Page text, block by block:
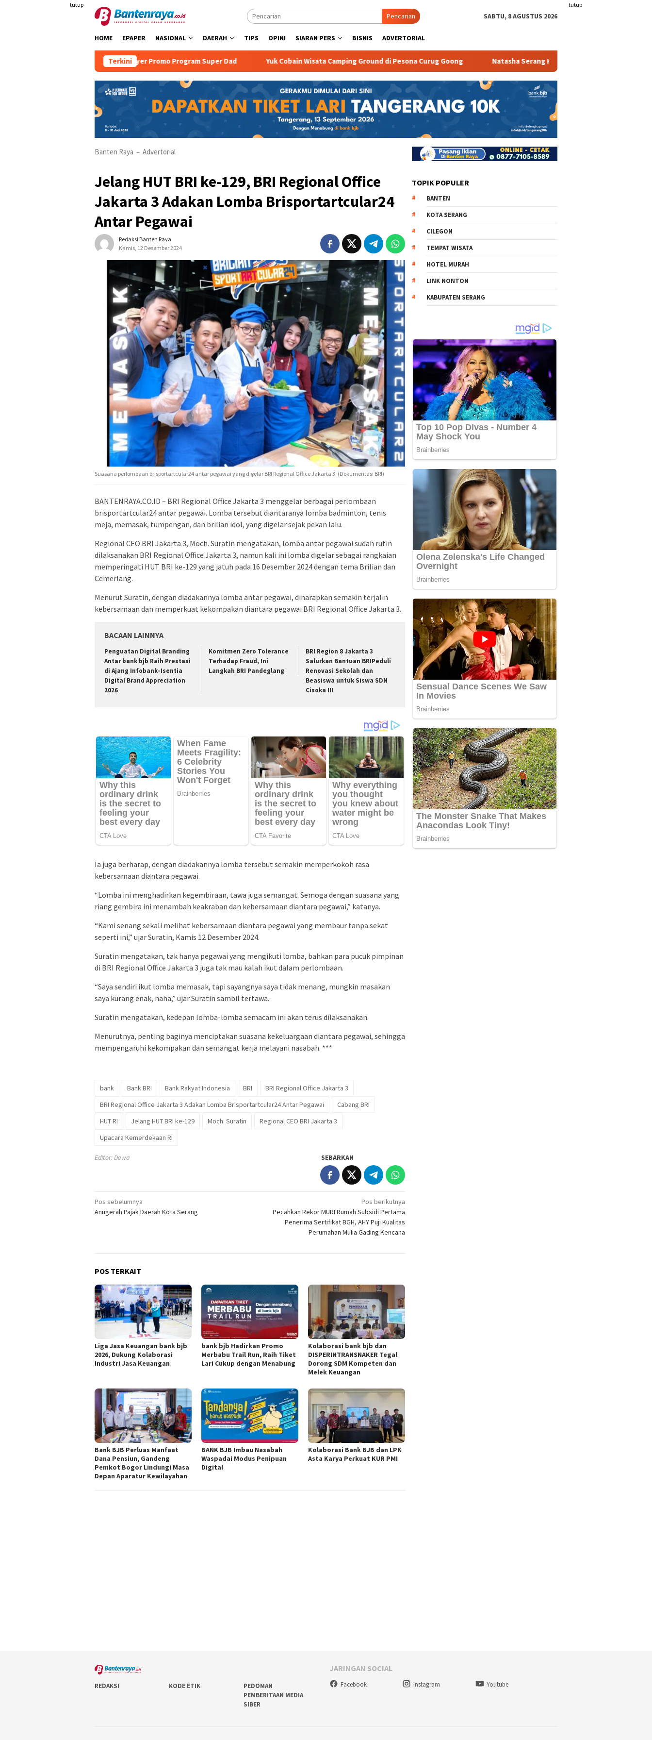
tutup tutup
Pencarian SABTU, 8 AGUSTUS 2026
HOME EPAPER NASIONAL DAERAH TIPS OPINI SIARAN PERS BISNIS ADVERTORIAL
Terkini
Mambruk Anyer Promo Program Super Dad Yuk Cobain Wisata Camping Ground di Pesona Curug Goong Natasha Serang Kombinasikan Facial dan Skinbooster
Banten Raya – Advertorial
Jelang HUT BRI ke-129, BRI Regional Office
Jakarta 3 Adakan Lomba Brisportartcular24
Antar Pegawai
Redaksi Banten Raya
Kamis, 12 Desember 2024
Suasana perlombaan brisportartcular24 antar pegawai yang digelar BRI Regional Office Jakarta 3. (Dokumentasi BRI)
BANTENRAYA.CO.ID – BRI Regional Office Jakarta 3 menggelar berbagai perlombaan
brisportartcular24 antar pegawai. Lomba tersebut diantaranya lomba badminton, tenis
meja, memasak, tumpengan, dan brilian idol, yang digelar sejak pekan lalu.
Regional CEO BRI Jakarta 3, Moch. Suratin mengatakan, lomba antar pegawai sudah rutin
dilaksanakan BRI Regional Office Jakarta 3, namun kali ini lomba digelar sebagai rangkaian
memperingati HUT BRI ke-129 yang jatuh pada 16 Desember 2024 dengan tema Brilian dan
Cemerlang.
Menurut Suratin, dengan diadakannya lomba antar pegawai, diharapkan semakin terjalin
kebersamaan dan memperkuat kekompakan diantara pegawai BRI Regional Office Jakarta 3.
BACAAN LAINNYA
Penguatan Digital Branding
Antar bank bjb Raih Prestasi
di Ajang Infobank–Isentia
Digital Brand Appreciation
2026
Komitmen Zero Tolerance
Terhadap Fraud, Ini
Langkah BRI Pandeglang
BRI Region 8 Jakarta 3
Salurkan Bantuan BRIPeduli
Renovasi Sekolah dan
Beasiswa untuk Siswa SDN
Cisoka III
Ia juga berharap, dengan diadakannya lomba tersebut semakin memperkokoh rasa
kebersamaan diantara pegawai.
“Lomba ini menghadirkan kegembiraan, tawa juga semangat. Semoga dengan suasana yang
riang gembira ini menambah keakraban dan kebersamaan diantara pegawai,” katanya.
“Kami senang sekali melihat kebersamaan diantara pegawai yang membaur tanpa sekat
seperti ini,” ujar Suratin, Kamis 12 Desember 2024.
Suratin mengatakan, tak hanya pegawai yang mengikuti lomba, bahkan para pucuk pimpinan
di BRI Regional Office Jakarta 3 juga tak mau kalah ikut dalam perlombaan.
“Saya sendiri ikut lomba memasak, tapi sayangnya saya tidak menang, mungkin masakan
saya kurang enak, haha,” ujar Suratin sambil tertawa.
Suratin mengatakan, kedepan lomba-lomba semacam ini akan terus dilaksanakan.
Menurutnya, penting baginya menciptakan suasana kekeluargaan diantara pegawai, sehingga
mempengaruhi kekompakan dan semangat kerja melayani nasabah. ***
bank Bank BRI Bank Rakyat Indonesia BRI
BRI Regional Office Jakarta 3
BRI Regional Office Jakarta 3 Adakan Lomba Brisportartcular24 Antar Pegawai
Cabang BRI
HUT RI
Jelang HUT BRI ke-129 Moch. Suratin
Regional CEO BRI Jakarta 3
Upacara Kemerdekaan RI
Editor: Dewa SEBARKAN
Navigasi
pos
Pos sebelumnya
Anugerah Pajak Daerah Kota Serang
Pos berikutnya
Pecahkan Rekor MURI Rumah Subsidi Pertama
Penerima Sertifikat BGH, AHY Puji Kualitas
Perumahan Mulia Gading Kencana
POS TERKAIT
Liga Jasa Keuangan bank bjb
2026, Dukung Kolaborasi
Industri Jasa Keuangan
bank bjb Hadirkan Promo
Merbabu Trail Run, Raih Tiket
Lari Cukup dengan Menabung
Kolaborasi bank bjb dan
DISPERINTRANSNAKER Tegal
Dorong SDM Kompeten dan
Melek Keuangan
Bank BJB Perluas Manfaat
Dana Pensiun, Gandeng
Pemkot Bogor Lindungi Masa
Depan Aparatur Kewilayahan
BANK BJB Imbau Nasabah
Waspadai Modus Penipuan
Digital
Kolaborasi Bank BJB dan LPK
Asta Karya Perkuat KUR PMI
TOPIK POPULER
BANTEN
KOTA SERANG
CILEGON
TEMPAT WISATA
HOTEL MURAH
LINK NONTON
KABUPATEN SERANG
REDAKSI KODE ETIK
PEDOMAN
PEMBERITAAN MEDIA
SIBER
JARINGAN SOCIAL
Facebook Instagram Youtube